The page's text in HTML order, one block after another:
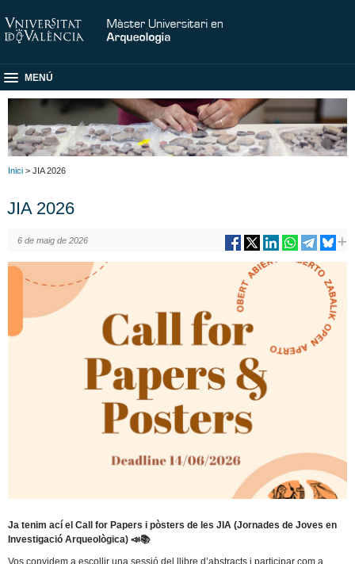
MENÚ
Inici > JIA 2026
JIA 2026
6 de maig de 2026
Ja tenim ací el Call for Papers i pòsters de les JIA (Jornades de Joves en
Investigació Arqueològica) 📣📚
Vos convidem a escollir una sessió del llibre d’abstracts i participar com a